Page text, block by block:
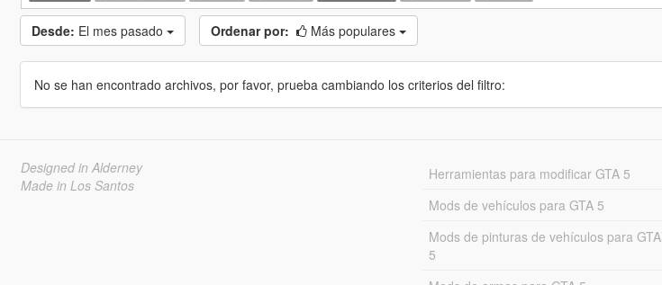
Desde: El mes pasado Ordenar por: Más populares
No se han encontrado archivos, por favor, prueba cambiando los criterios del filtro:
Designed in Alderney
Made in Los Santos
Herramientas para modificar GTA 5
Mods de vehículos para GTA 5
Mods de pinturas de vehículos para GTA
5